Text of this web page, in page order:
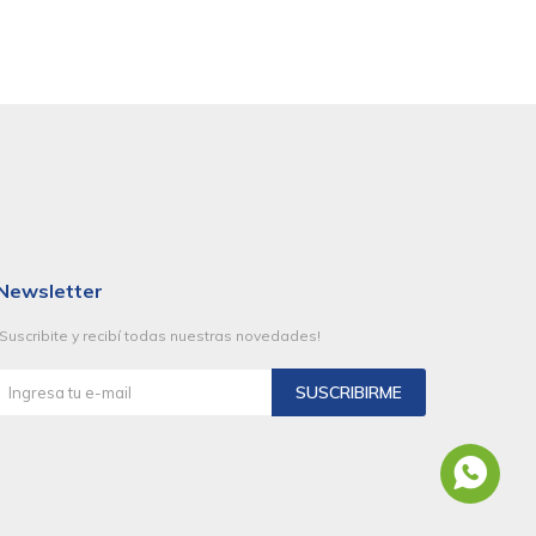
y recibí todas nuestras novedades!
SUSCRIBIRME